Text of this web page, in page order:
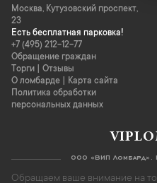
Москва, Кутузовский проспект,
23
Есть бесплатная парковка!
+7 (495) 212-12-77
Обращение граждан
Торги
Отзывы
О ломбарде
Карта сайта
Политика обработки
персональных данных
ООО «ВИП Ломбард».
Обращаем ваше внимание на